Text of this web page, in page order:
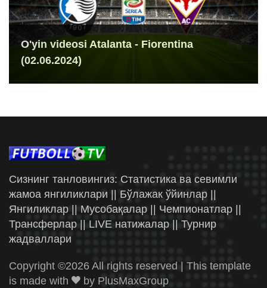
O'yin videosi Atalanta - Fiorentina
(02.06.2024)
Сизнинг танловингиз: Статистика ва севимли
жамоа янгиликлари || Бўлажак ўйинлар ||
Янгиликлар || Мусобақалар || Чемпионатлар ||
Трансферлар || LIVE натижалар || Турнир
жадваллари
Copyright ©2026 All rights reserved | This template
is made with
by PlusMaxGroup